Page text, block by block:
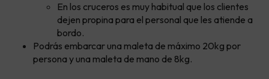
En los cruceros es muy habitual que los clientes
dejen propina para el personal que les atiende a
bordo.
Podrás embarcar una maleta de máximo 20kg por
persona y una maleta de mano de 8kg.